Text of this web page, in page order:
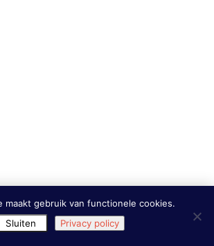
maakt gebruik van functionele cookies.
Sluiten
Privacy policy